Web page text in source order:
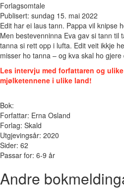
Forlagsomtale
Publisert: sundag 15. mai 2022
Edit har ei laus tann. Pappa vil knipse
Men bestevenninna Eva gav si tann til
tanna si rett opp i lufta. Edit veit ikkje
misser ho tanna – og kva skal ho gjere
Les intervju med forfattaren og
mjølketennene i ulike land!
Bok:
Forfattar: Erna Osland
Forlag: Skald
Utgjevingsår: 2020
Sider: 62
Passar for: 6-9 år
Andre